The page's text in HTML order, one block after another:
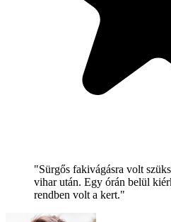
"Sürgős fakivágásra volt
vihar után. Egy órán belül
rendben volt a kert."